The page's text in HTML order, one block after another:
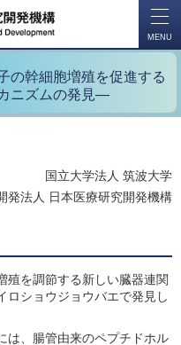
MENU
の幹細胞増殖を促進する
ニズムの発見―
国立大学法人 筑波大学
発法人 日本医療研究開発機構
殖を調節する新しい臓器連関
ロショウジョウバエで発見し
は、腸管由来のペプチドホル